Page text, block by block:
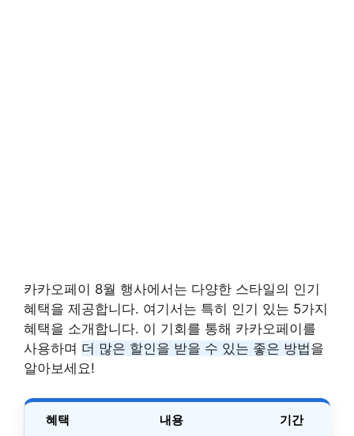
카카오페이 8월 행사에서는 다양한 스타일의 인기
혜택을 제공합니다. 여기서는 특히 인기 있는 5가지
혜택을 소개합니다. 이 기회를 통해 카카오페이를
사용하며 더 많은 할인을 받을 수 있는 좋은 방법을
알아보세요!
혜택 내용 기간